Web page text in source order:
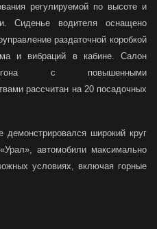
регулируемой по высоте и
Сиденье водителя оснащено
раздаточной коробкой
и вибраций в кабине. Салон
с повышенными
рассчитан на 20 посадочных
демонстрировался широкий круг
автомобили максимально
условиях, включая горные